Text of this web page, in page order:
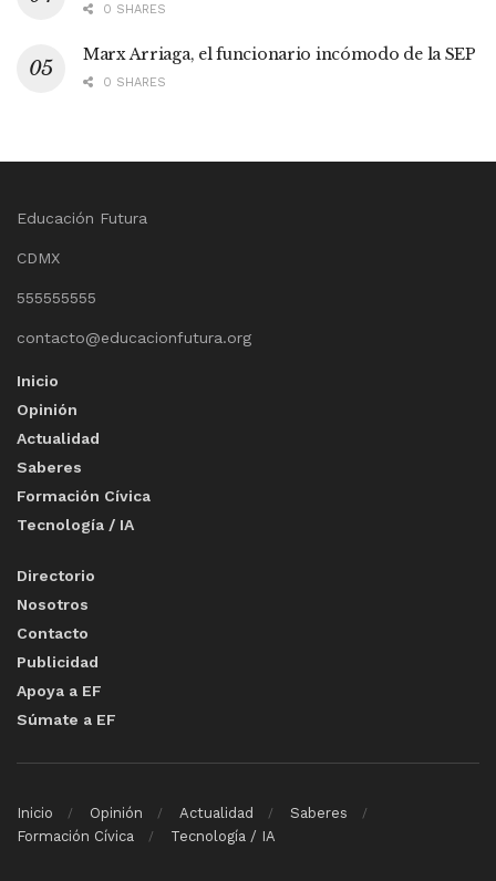
0 SHARES
Marx Arriaga, el funcionario incómodo de la SEP
0 SHARES
Educación Futura
CDMX
555555555
contacto@educacionfutura.org
Inicio
Opinión
Actualidad
Saberes
Formación Cívica
Tecnología / IA
Directorio
Nosotros
Contacto
Publicidad
Apoya a EF
Súmate a EF
Inicio Opinión Actualidad
Saberes
Formación Cívica
Tecnología / IA